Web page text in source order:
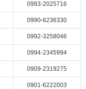
0993-2025716
0990-6236330
0992-3258046
0994-2345994
0909-2319275
0901-6222003